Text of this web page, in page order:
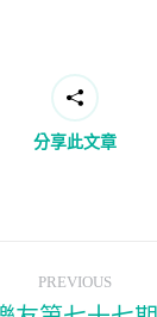
分享此文章
PREVIOUS